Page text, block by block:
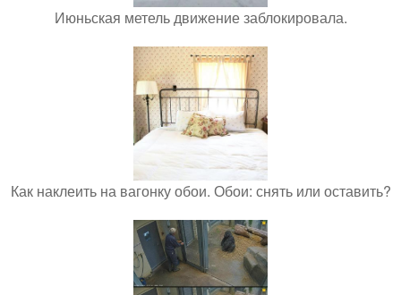
Июньская метель движение заблокировала.
Как наклеить на вагонку обои. Обои: снять или оставить?